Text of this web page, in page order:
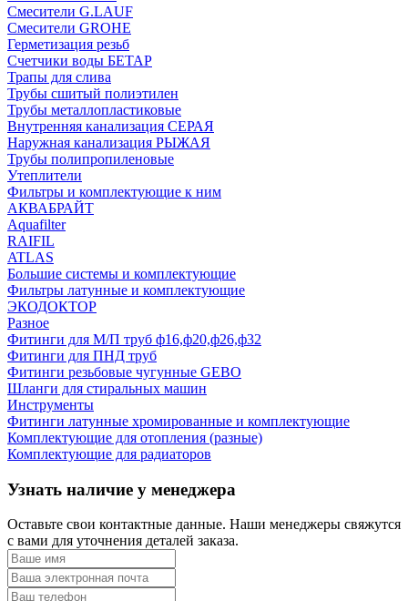
Смесители G.LAUF
Смесители GROHE
Герметизация резьб
Счетчики воды БЕТАР
Трапы для слива
Трубы сшитый полиэтилен
Трубы металлопластиковые
Внутренняя канализация СЕРАЯ
Наружная канализация РЫЖАЯ
Трубы полипропиленовые
Утеплители
Фильтры и комплектующие к ним
АКВАБРАЙТ
Aquafilter
RAIFIL
ATLAS
Большие системы и комплектующие
Фильтры латунные и комплектующие
ЭКОДОКТОР
Разное
Фитинги для М/П труб ф16,ф20,ф26,ф32
Фитинги для ПНД труб
Фитинги резьбовые чугунные GEBO
Шланги для стиральных машин
Инструменты
Фитинги латунные хромированные и комплектующие
Комплектующие для отопления (разные)
Комплектующие для радиаторов
Узнать наличие у менеджера
Оставьте свои контактные данные. Наши менеджеры свяжутся
с вами для уточнения деталей заказа.